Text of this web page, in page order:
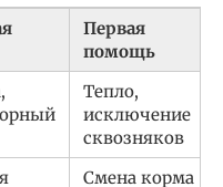
Первая
помощь
Тепло,
исключение
сквозняков
Смена корма